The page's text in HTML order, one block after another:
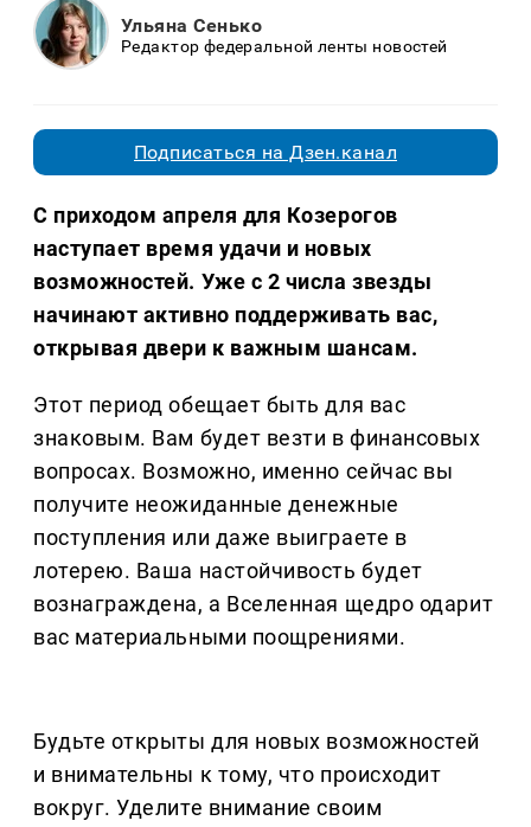
Ульяна Сенько
Редактор федеральной ленты новостей
Подписаться на Дзен.канал
С приходом апреля для Козерогов
наступает время удачи и новых
возможностей. Уже с 2 числа звезды
начинают активно поддерживать вас,
открывая двери к важным шансам.
Этот период обещает быть для вас
знаковым. Вам будет везти в финансовых
вопросах. Возможно, именно сейчас вы
получите неожиданные денежные
поступления или даже выиграете в
лотерею. Ваша настойчивость будет
вознаграждена, а Вселенная щедро одарит
вас материальными поощрениями.
Будьте открыты для новых возможностей
и внимательны к тому, что происходит
вокруг. Уделите внимание своим